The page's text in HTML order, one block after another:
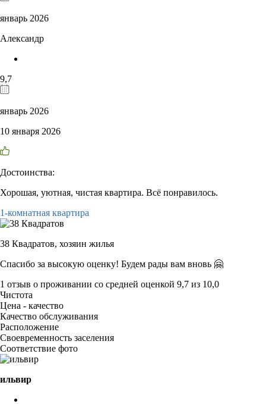
январь 2026
Александр
9,7
январь 2026
10 января 2026
Достоинства:
Хорошая, уютная, чистая квартира. Всё понравилось.
1-комнатная квартира
38 Квадратов, хозяин жилья
Спасибо за высокую оценку! Будем рады вам вновь 🤗
1 отзыв о проживании со средней оценкой 9,7 из 10,0
Чистота
Цена - качество
Качество обслуживания
Расположение
Своевременность заселения
Соответствие фото
ильвир